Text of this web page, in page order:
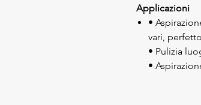
Applicazioni
•
vari,
• Pulizia
•